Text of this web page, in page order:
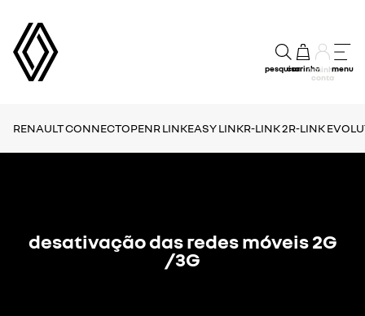
pesquisarcarrinhoa minha
conta
menu
RENAULT CONNECTOPENR LINKEASY LINKR-LINK 2R-LINK
desativação das redes móveis 2G
/3G